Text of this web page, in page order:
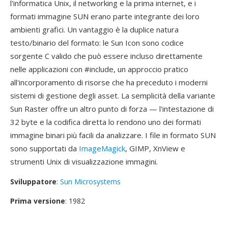
l'informatica Unix, il networking e la prima internet, e i
formati immagine SUN erano parte integrante dei loro
ambienti grafici. Un vantaggio è la duplice natura
testo/binario del formato: le Sun Icon sono codice
sorgente C valido che può essere incluso direttamente
nelle applicazioni con #include, un approccio pratico
all'incorporamento di risorse che ha preceduto i moderni
sistemi di gestione degli asset. La semplicità della variante
Sun Raster offre un altro punto di forza — l'intestazione di
32 byte e la codifica diretta lo rendono uno dei formati
immagine binari più facili da analizzare. I file in formato SUN
sono supportati da ImageMagick, GIMP, XnView e
strumenti Unix di visualizzazione immagini.
Sviluppatore: Sun Microsystems
Prima versione: 1982